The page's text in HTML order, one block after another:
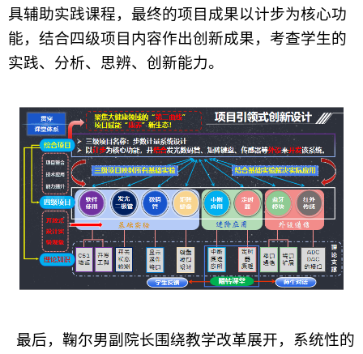
具辅助实践课程，最终的项目成果以计步为核心功
能，结合四级项目内容作出创新成果，考查学生的
实践、分析、思辨、创新能力。
最后，鞠尔男副院长围绕教学改革展开，系统性的